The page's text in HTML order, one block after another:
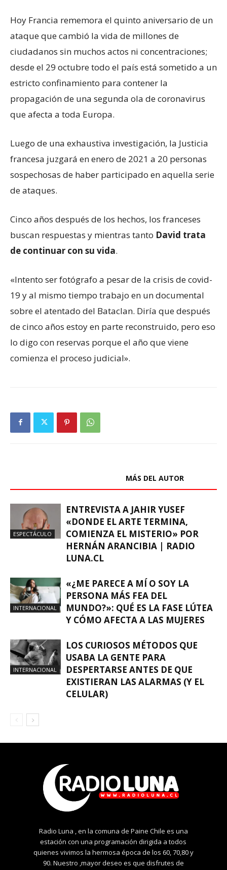
Hoy Francia rememora el quinto aniversario de un
ataque que cambió la vida de millones de
ciudadanos sin muchos actos ni concentraciones;
desde el 29 octubre todo el país está sometido a un
estricto confinamiento para contener la
propagación de una segunda ola de coronavirus
que afecta a toda Europa.
Luego de una exhaustiva investigación, la Justicia
francesa juzgará en enero de 2021 a 20 personas
sospechosas de haber participado en aquella serie
de ataques.
Cinco años después de los hechos, los franceses
buscan respuestas y mientras tanto David trata
de continuar con su vida.
«Intento ser fotógrafo a pesar de la crisis de covid-
19 y al mismo tiempo trabajo en un documental
sobre el atentado del Bataclan. Diría que después
de cinco años estoy en parte reconstruido, pero eso
lo digo con reservas porque el año que viene
comienza el proceso judicial».
MÁS DEL AUTOR
ESPECTÁCULO
ENTREVISTA A JAHIR YUSEF
«DONDE EL ARTE TERMINA,
COMIENZA EL MISTERIO» POR
HERNÁN ARANCIBIA | RADIO
LUNA.CL
INTERNACIONAL
«¿ME PARECE A MÍ O SOY LA
PERSONA MÁS FEA DEL
MUNDO?»: QUÉ ES LA FASE LÚTEA
Y CÓMO AFECTA A LAS MUJERES
INTERNACIONAL
LOS CURIOSOS MÉTODOS QUE
USABA LA GENTE PARA
DESPERTARSE ANTES DE QUE
EXISTIERAN LAS ALARMAS (Y EL
CELULAR)
Radio Luna , en la comuna de Paine Chile es una
estación con una programación dirigida a todos
quienes vivimos la hermosa época de los 60, 70,80 y
90. Nuestro ,mayor deseo es que disfrutes de